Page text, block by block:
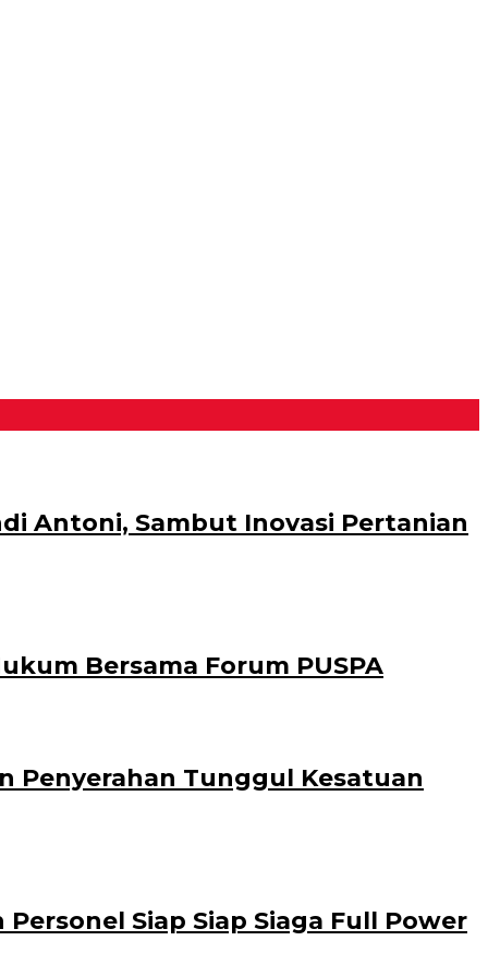
Antoni, Sambut Inovasi Pertanian
Bersama Forum PUSPA
Penyerahan Tunggul Kesatuan
Siap Siap Siaga Full Power